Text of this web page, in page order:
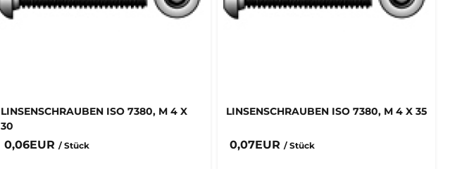
LINSENSCHRAUBEN ISO 7380, M 4 X
30
0,06EUR / Stück
LINSENSCHRAUBEN ISO 7380, M 4 X 35
0,07EUR / Stück